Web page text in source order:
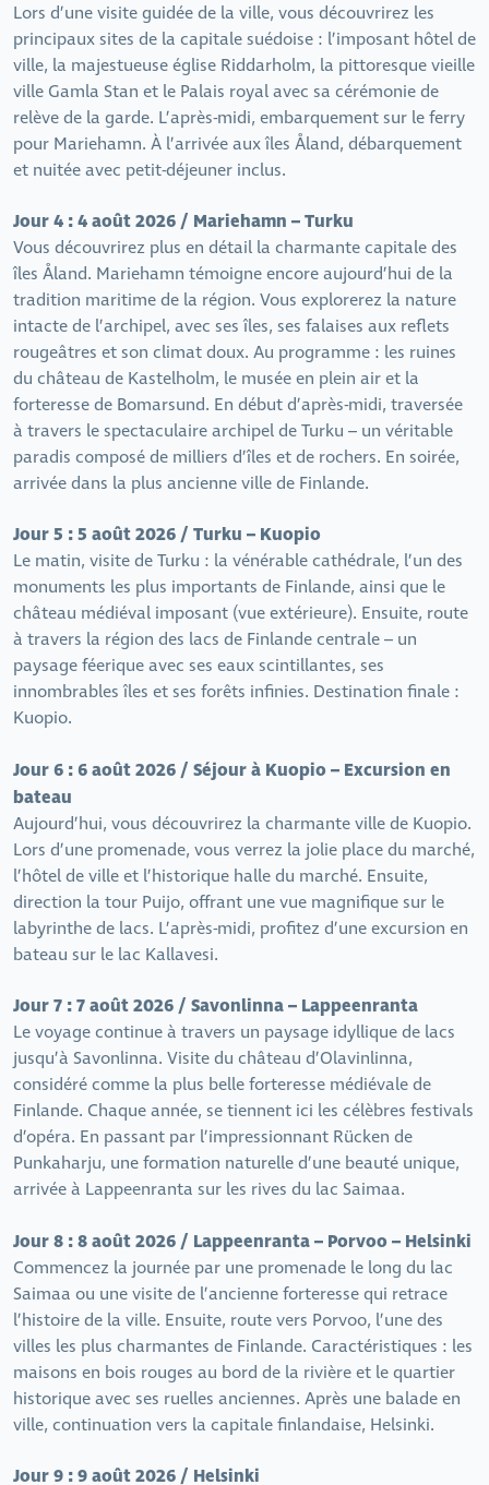
Lors d’une visite guidée de la ville, vous découvrirez les
principaux sites de la capitale suédoise : l’imposant hôtel de
ville, la majestueuse église Riddarholm, la pittoresque vieille
ville Gamla Stan et le Palais royal avec sa cérémonie de
relève de la garde. L’après-midi, embarquement sur le ferry
pour Mariehamn. À l’arrivée aux îles Åland, débarquement
et nuitée avec petit-déjeuner inclus.
Jour 4 : 4 août 2026 / Mariehamn – Turku
Vous découvrirez plus en détail la charmante capitale des
îles Åland. Mariehamn témoigne encore aujourd’hui de la
tradition maritime de la région. Vous explorerez la nature
intacte de l’archipel, avec ses îles, ses falaises aux reflets
rougeâtres et son climat doux. Au programme : les ruines
du château de Kastelholm, le musée en plein air et la
forteresse de Bomarsund. En début d’après-midi, traversée
à travers le spectaculaire archipel de Turku – un véritable
paradis composé de milliers d’îles et de rochers. En soirée,
arrivée dans la plus ancienne ville de Finlande.
Jour 5 : 5 août 2026 / Turku – Kuopio
Le matin, visite de Turku : la vénérable cathédrale, l’un des
monuments les plus importants de Finlande, ainsi que le
château médiéval imposant (vue extérieure). Ensuite, route
à travers la région des lacs de Finlande centrale – un
paysage féerique avec ses eaux scintillantes, ses
innombrables îles et ses forêts infinies. Destination finale :
Kuopio.
Jour 6 : 6 août 2026 / Séjour à Kuopio – Excursion en
bateau
Aujourd’hui, vous découvrirez la charmante ville de Kuopio.
Lors d’une promenade, vous verrez la jolie place du marché,
l’hôtel de ville et l’historique halle du marché. Ensuite,
direction la tour Puijo, offrant une vue magnifique sur le
labyrinthe de lacs. L’après-midi, profitez d’une excursion en
bateau sur le lac Kallavesi.
Jour 7 : 7 août 2026 / Savonlinna – Lappeenranta
Le voyage continue à travers un paysage idyllique de lacs
jusqu’à Savonlinna. Visite du château d’Olavinlinna,
considéré comme la plus belle forteresse médiévale de
Finlande. Chaque année, se tiennent ici les célèbres festivals
d’opéra. En passant par l’impressionnant Rücken de
Punkaharju, une formation naturelle d’une beauté unique,
arrivée à Lappeenranta sur les rives du lac Saimaa.
Jour 8 : 8 août 2026 / Lappeenranta – Porvoo – Helsinki
Commencez la journée par une promenade le long du lac
Saimaa ou une visite de l’ancienne forteresse qui retrace
l’histoire de la ville. Ensuite, route vers Porvoo, l’une des
villes les plus charmantes de Finlande. Caractéristiques : les
maisons en bois rouges au bord de la rivière et le quartier
historique avec ses ruelles anciennes. Après une balade en
ville, continuation vers la capitale finlandaise, Helsinki.
Jour 9 : 9 août 2026 / Helsinki